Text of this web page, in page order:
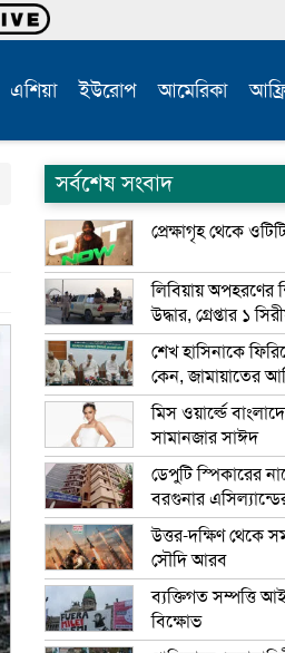
এশিয়া ইউরোপ আমেরিকা
সর্বশেষ সংবাদ
প্রেক্ষাগৃহ থেকে
লিবিয়ায় অপহরণের
উদ্ধার, গ্রেপ্তার ১
শেখ হাসিনাকে
কেন, জামায়াতের
মিস ওয়ার্ল্ডে
সামানজার সাঈদ
ডেপুটি স্পিকারের
বরগুনার
উত্তর-দক্ষিণ থেকে
সৌদি আরব
ব্যক্তিগত সম্পত্তি
বিক্ষোভ